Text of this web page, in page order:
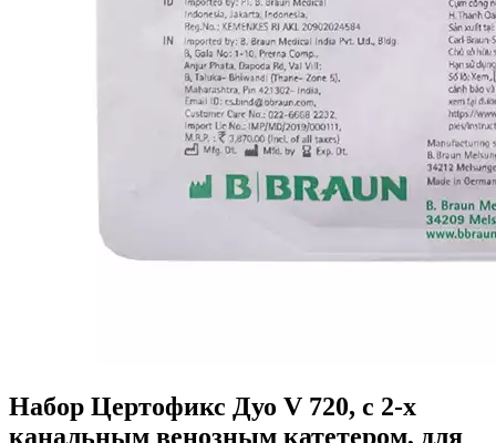
Набор Цертофикс Дуо V 720, с 2-х
канальным венозным катетером, для